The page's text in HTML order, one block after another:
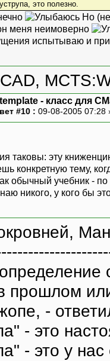
это полезно.
Но
меня неимоверно
испытываю и
- класс для
#10 : 09-08-2005 07:28
таковы: эту
конкретную тему,
обычный учебник -
никого, у кого бы
прошлом
-
- это
- это у